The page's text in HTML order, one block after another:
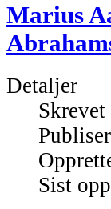
Marius
Detaljer
Skrevet
Sist